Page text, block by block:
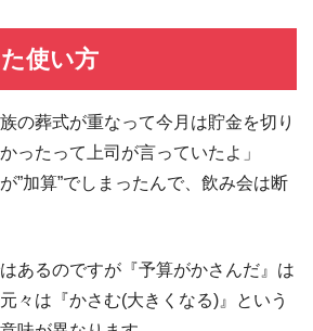
使い方
の葬式が重なって今月は貯金を切り
ったって上司が言っていたよ」
”加算”でしまったんで、飲み会は断
あるのですが『予算がかさんだ』は
々は『かさむ(大きくなる)』という